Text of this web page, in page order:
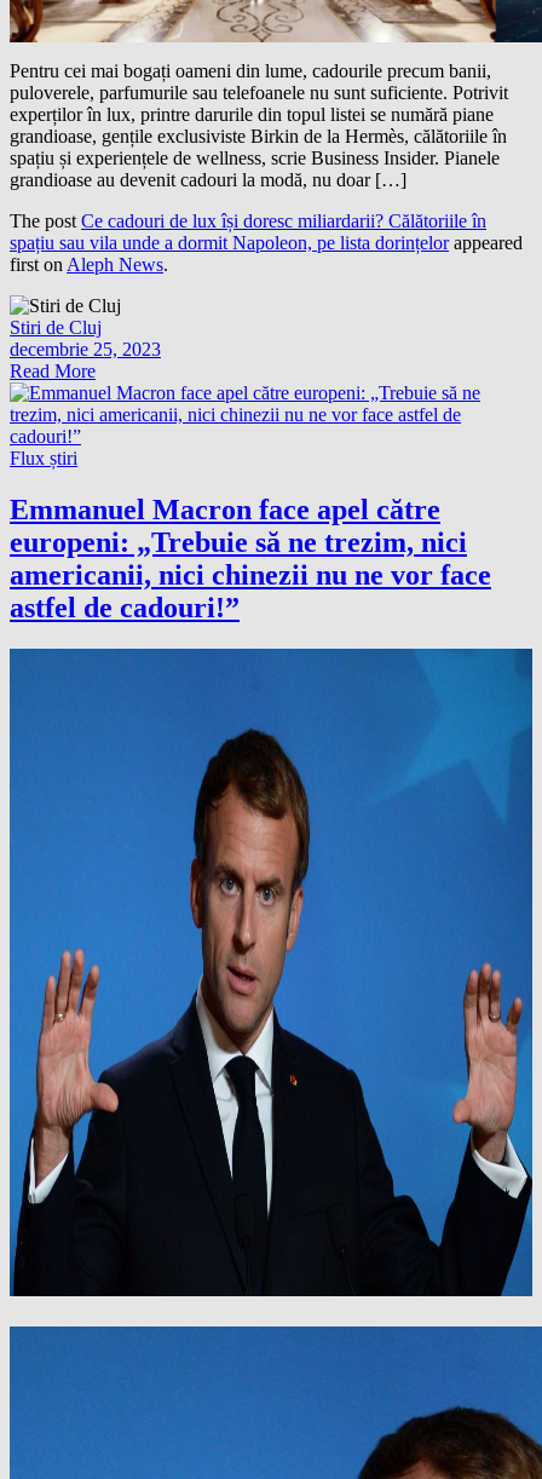
Pentru cei mai bogați oameni din lume, cadourile precum banii,
puloverele, parfumurile sau telefoanele nu sunt suficiente. Potrivit
experților în lux, printre darurile din topul listei se numără piane
grandioase, gențile exclusiviste Birkin de la Hermès, călătoriile în
spațiu și experiențele de wellness, scrie Business Insider. Pianele
grandioase au devenit cadouri la modă, nu doar […]
The post Ce cadouri de lux își doresc miliardarii? Călătoriile în
spațiu sau vila unde a dormit Napoleon, pe lista dorințelorappeared
first on Aleph News.
Stiri de Cluj
decembrie 25, 2023
Read More
Flux știri
Emmanuel Macron face apel către
europeni: „Trebuie să ne trezim, nici
americanii, nici chinezii nu ne vor face
astfel de cadouri!”